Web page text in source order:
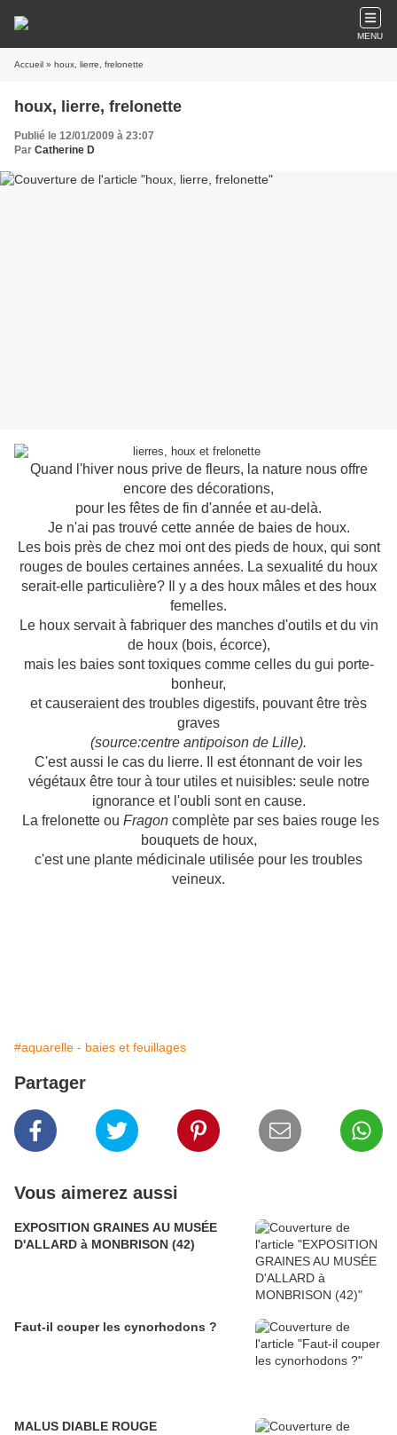
MENU
Accueil » houx, lierre, frelonette
houx, lierre, frelonette
Publié le 12/01/2009 à 23:07
Par Catherine D
Quand l'hiver nous prive de fleurs, la nature nous offre
encore des décorations,
pour les fêtes de fin d'année et au-delà.
Je n'ai pas trouvé cette année de baies de houx.
Les bois près de chez moi ont des pieds de houx, qui sont
rouges de boules certaines années. La sexualité du houx
serait-elle particulière? Il y a des houx mâles et des houx
femelles.
Le houx servait à fabriquer des manches d'outils et du vin
de houx (bois, écorce),
mais les baies sont toxiques comme celles du gui porte-
bonheur,
et causeraient des troubles digestifs, pouvant être très
graves
(source:centre antipoison de Lille).
C'est aussi le cas du lierre. Il est étonnant de voir les
végétaux être tour à tour utiles et nuisibles: seule notre
ignorance et l'oubli sont en cause.
La frelonette ou Fragoncomplète par ses baies rouge les
bouquets de houx,
c'est une plante médicinale utilisée pour les troubles
veineux.
#aquarelle - baies et feuillages
Partager
Vous aimerez aussi
EXPOSITION GRAINES AU MUSÉE
D'ALLARD à MONBRISON (42)
Faut-il couper les cynorhodons ?
MALUS DIABLE ROUGE